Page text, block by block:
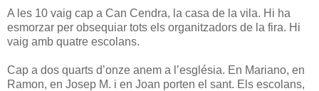
A les 10 vaig cap a Can Cendra, la casa de la vila. Hi ha
esmorzar per obsequiar tots els organitzadors de la fira. Hi
vaig amb quatre escolans.
Cap a dos quarts d’onze anem a l’església. En Mariano, en
Ramon, en Josep M. i en Joan porten el sant. Els escolans,